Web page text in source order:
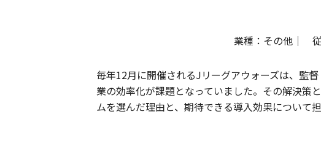
業種：その他｜
毎年12月に開催されるJリーグアウォーズは、監
業の効率化が課題となっていました。その解決策
ムを選んだ理由と、期待できる導入効果について